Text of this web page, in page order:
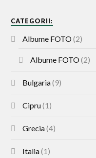
CATEGORII:
Albume FOTO(2)
Albume FOTO(2)
Bulgaria(9)
Cipru(1)
Grecia(4)
Italia(1)